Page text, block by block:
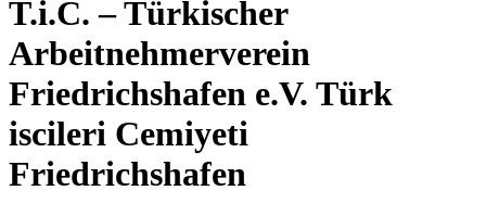
T.i.C. – Türkischer
Arbeitnehmerverein
Friedrichshafen e.V. Türk
iscileri Cemiyeti
Friedrichshafen